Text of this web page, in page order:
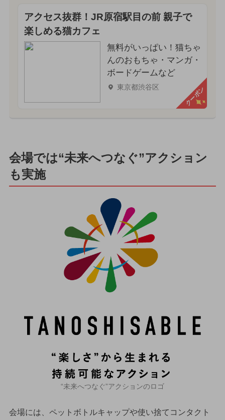
アクセス抜群！JR原宿駅目の前 親子で
楽しめる猫カフェ
無料がいっぱい！猫ちゃ
んのおもちゃ・マンガ・
ボードゲームなど
東京都渋谷区 クーポン
会場では“未来へつなぐ”アクション
も実施
“未来へつなぐ”アクションのロゴ
会場には、ペットボトルキャップや使い捨てコンタクト